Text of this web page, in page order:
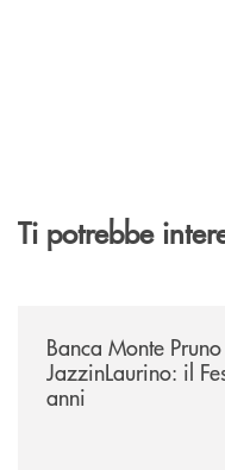
Ti potrebbe
Banca Monte
JazzinLaurino: il
anni